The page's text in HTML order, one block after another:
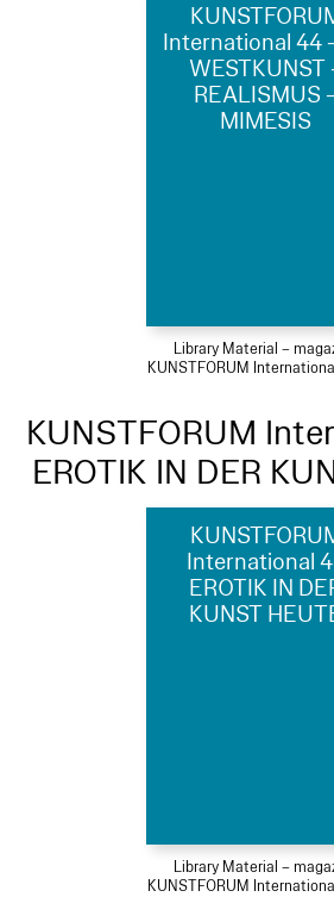
International 44
WESTKUNST
REALISMUS
MIMESIS
Library Material –
KUNSTFORUM
KUNSTFORUM
EROTIK IN DER
International
EROTIK IN
KUNST
Library Material –
KUNSTFORUM